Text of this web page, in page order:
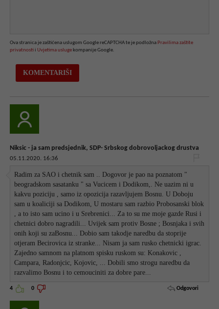
Ova stranica je zaštićena uslugom Google reCAPTCHA te je podložna Pravilima zaštite
privatnosti i Uvjetima usluge kompanije Google.
Niksic - ja sam predsjednik, SDP- Srbskog dobrovoljackog drustva
05.11.2020. 16:36
Radim za SAO i chetnik sam .. Dogovor je pao na poznatom "
beogradskom sasatanku " sa Vucicem i Dodikom,. Ne uazim ni u
kakvu poziciju , samo iz opozicija razavljujem Bosnu. U Doboju
sam u koaliciji sa Dodikom, U mostaru sam razbio Probosanski blok
, a to isto sam ucino i u Srebrenici... Za to su me moje gazde Rusi i
chetnici dobro nagradili... Uvijek sam protiv Bosne ; Bosnjaka i svih
onih koji su zaBosnu... Dobio sam takodje naredbu da stoprije
otjeram Becirovica iz stranke... Nisam ja sam rusko chetnicki igrac.
Zajedno samnom na platnom spisku ruskom su: Konakovic ,
Campara, Radonjcic, Kojovic, ... Dobili smo strogu naredbu da
razvalimo Bosnu i to cemouciniti za dobre pare...
4 0 Odgovori